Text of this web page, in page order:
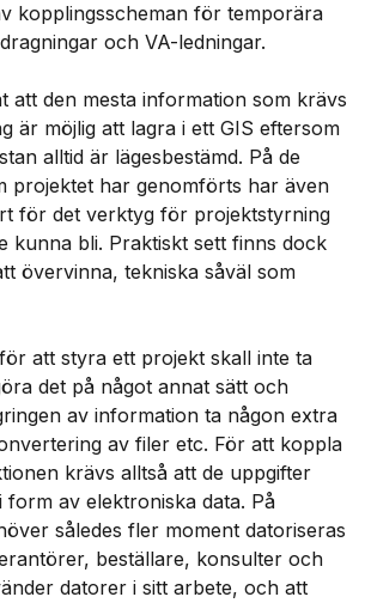
kopplingsscheman för temporära
och VA-ledningar.
att den mesta information som krävs
är möjlig att lagra i ett GIS eftersom
alltid är lägesbestämd. På de
projektet har genomförts har även
för det verktyg för projektstyrning
kunna bli. Praktiskt sett finns dock
övervinna, tekniska såväl som
att styra ett projekt skall inte ta
det på något annat sätt och
av information ta någon extra
av filer etc. För att koppla
krävs alltså att de uppgifter
av elektroniska data. På
således fler moment datoriseras
beställare, konsulter och
datorer i sitt arbete, och att